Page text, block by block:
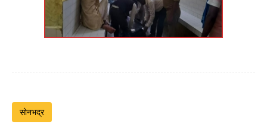
सोनभद्र